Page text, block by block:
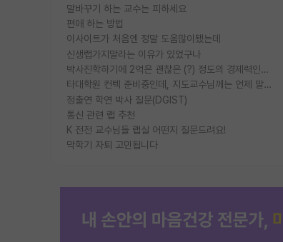
말바꾸기 하는 교수는 피하세요
편애 하는 방법
이사이트가 처음엔 정말 도움많이됐는데
신생랩가지말라는 이유가 있었구나
박사진학하기에 2억은 괜찮은 (?) 정도의 경제력인가요
타대학원 컨텍 준비중인데, 지도교수님께는 언제 말씀드려야 할까요?
정출연 학연 박사 질문(DGIST)
통신 관련 랩 추천
K 전전 교수님들 랩실 어떤지 질문드려요!
막학기 자퇴 고민됩니다